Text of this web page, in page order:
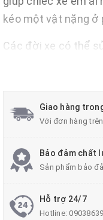
kéo một vật nặng ở
Các đời xe có thể
RANGER PX & PX II
Giao hàng
Với đơn hàng
Bảo đảm chất
Sản phẩm bảo
Hỗ trợ 24/7
Hotline: